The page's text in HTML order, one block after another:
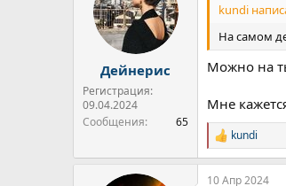
Дейнерис
Регистрация:
09.04.2024
Сообщения
65
kundi
На самом
Можно на
Мне
Р
е
а
к
kundi
10 Апр 2024